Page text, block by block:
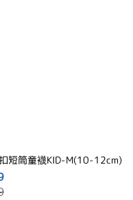
短筒童襪KID-M(10-12cm)